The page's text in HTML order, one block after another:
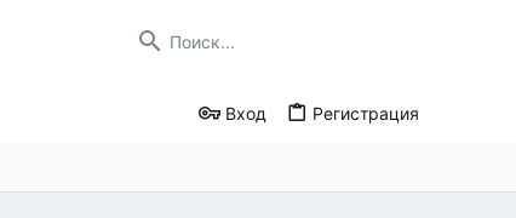
Вход Регистрация